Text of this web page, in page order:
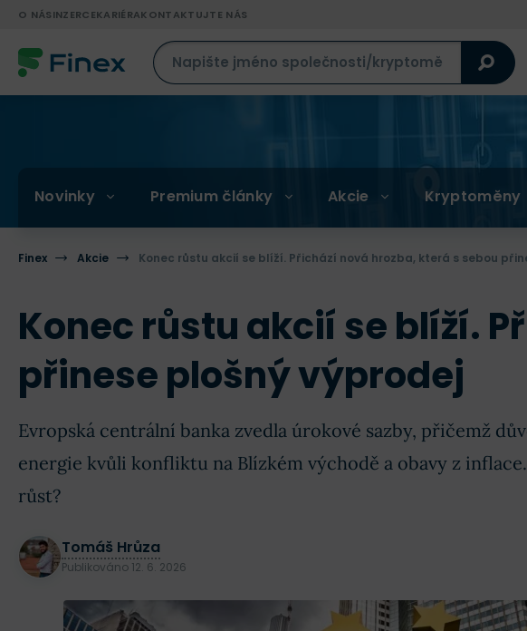
O NÁSINZERCEKARIÉRAKONTAKTUJTE NÁS
Novinky Premium články Akcie Kryptoměny
Finex Akcie Konec růstu akcií se blíží. Přichází nová hrozba, která s sebou
Konec růstu akcií se blíží.
přinese plošný výprodej
Evropská centrální banka zvedla úrokové sazby, přičemž
energie kvůli konfliktu na Blízkém východě a obavy z
růst?
Tomáš Hrůza
Publikováno 12. 6. 2026